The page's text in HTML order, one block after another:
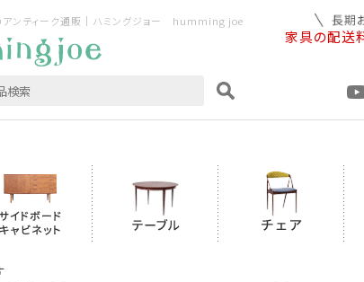
アンティーク通販｜ハミングジョー humming joe
家具の配送